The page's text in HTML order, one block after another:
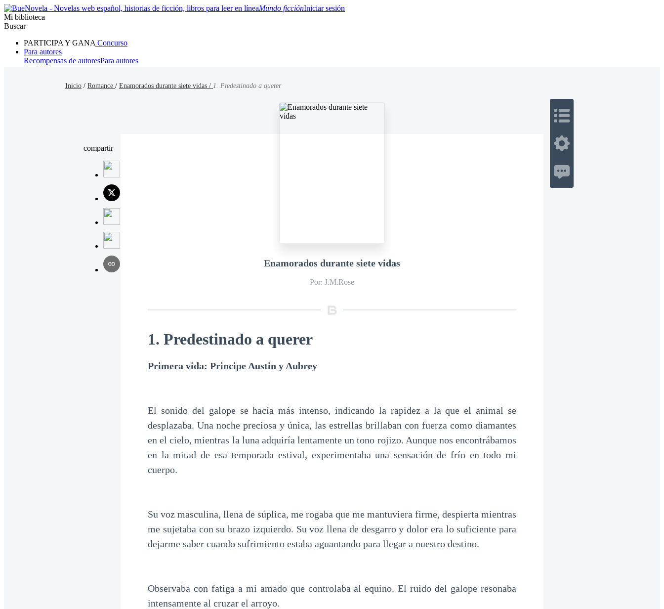
Mundo ficciónIniciar sesión
Mi biblioteca
Buscar
PARTICIPA Y GANA Concurso
Para autores
Recompensas de autoresPara autores
Ranking
ParanormalMisterio/ThrillerOriental
Inicio / Romance / Enamorados durante siete vidas / 1. Predestinado a querer
compartir
Enamorados durante siete vidas
Por: J.M.Rose
1. Predestinado a querer
Primera vida: Principe Austin y Aubrey
El sonido del galope se hacía más intenso, indicando la rapidez a la que el animal se
desplazaba. Una noche preciosa y única, las estrellas brillaban con fuerza como diamantes
en el cielo, mientras la luna adquiría lentamente un tono rojizo. Aunque nos encontrábamos
en la mitad de esa temporada estival, experimentaba una sensación de frío en todo mi
cuerpo.
Su voz masculina, llena de súplica, me rogaba que me mantuviera firme, despierta mientras
me sujetaba con su brazo izquierdo. Su voz llena de desgarro y dolor era lo suficiente para
dejarme saber cuando sufrimiento estaba aguantando para llegar a nuestro destino.
Observaba con fatiga a mi amado que controlaba al equino. El ruido del galope resonaba
intensamente al cruzar el arroyo.